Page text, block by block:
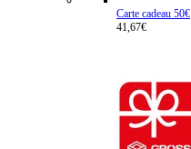
Carte cadeau 50€
41,67€